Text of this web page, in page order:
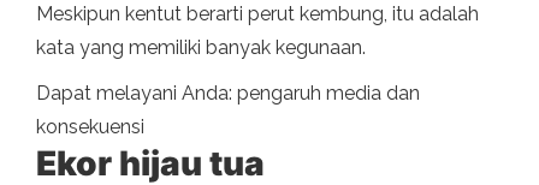
Meskipun kentut berarti perut kembung, itu adalah
kata yang memiliki banyak kegunaan.
Dapat melayani Anda: pengaruh media dan
konsekuensi
Ekor hijau tua